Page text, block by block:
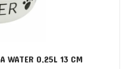
WATER 0,25L 13 CM